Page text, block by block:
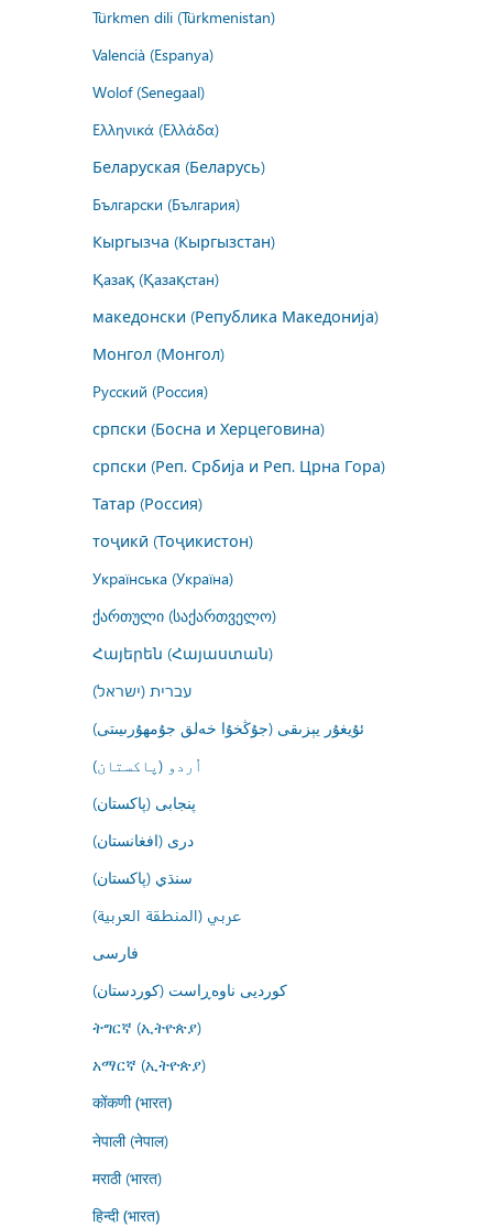
Türkmen dili (Türkmenistan)
Valencià (Espanya)
Wolof (Senegaal)
Ελληνικά (Ελλάδα)
Беларуская (Беларусь)
Български (България)
Кыргызча (Кыргызстан)
Қазақ (Қазақстан)
македонски (Република Македонија)
Монгол (Монгол)
Русский (Россия)
српски (Босна и Херцеговина)
српски (Реп. Србија и Реп. Црна Гора)
Татар (Россия)
тоҷикӣ (Тоҷикистон)
Українська (Україна)
ქართული (საქართველო)
Հայերեն (Հայաստան)
עברית (ישראל)
ئۇيغۇر يېزىقى (جۇڭخۇا خەلق جۇمھۇرىيىتى)
اُردو (پاکستان)
پنجابی (پاکستان)
درى (افغانستان)
سنڌي (پاکستان)
عربي (المنطقة العربية)
فارسى
کوردیی ناوەڕاست (کوردستان)
ትግርኛ (ኢትዮጵያ)
አማርኛ (ኢትዮጵያ)
कोंकणी (भारत)
नेपाली (नेपाल)
मराठी (भारत)
हिन्दी (भारत)